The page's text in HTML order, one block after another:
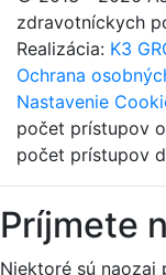
zdravotníckych
Realizácia: K3
Ochrana
Nastavenie
počet prístupov
počet prístupov
Príjmete
Niektoré sú naozaj